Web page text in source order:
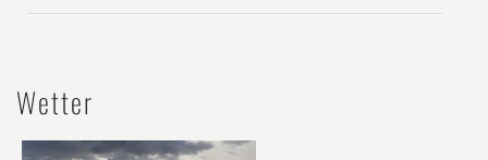
Wetter